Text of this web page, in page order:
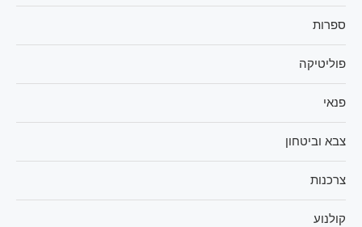
ספרות
פוליטיקה
פנאי
צבא וביטחון
צרכנות
קולנוע